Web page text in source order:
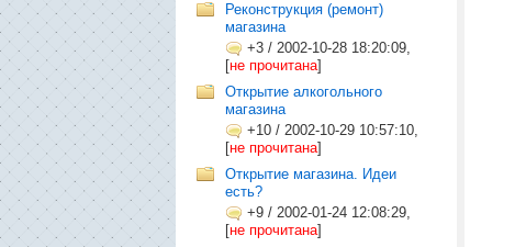
Реконструкция (ремонт)
магазина
+3 / 2002-10-28 18:20:09,
[не прочитана]
Открытие алкогольного
магазина
+10 / 2002-10-29 10:57:10,
[не прочитана]
Открытие магазина. Идеи
есть?
+9 / 2002-01-24 12:08:29,
[не прочитана]